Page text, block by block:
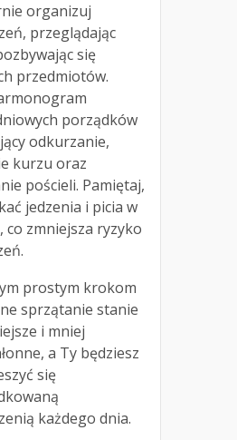
organizuj
przeglądając
się
przedmiotów.
porządków
odkurzanie,
kurzu oraz
pościeli. Pamiętaj,
jedzenia i picia w
co zmniejsza ryzyko
prostym krokom
sprzątanie stanie
i mniej
a Ty będziesz
się
każdego dnia.